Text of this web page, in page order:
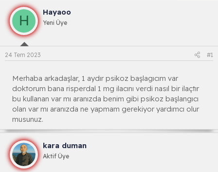
b
u
y
u
b
a
ş
a
t
a
n
a
n
ç
i
h
H
Hayaoo
Yeni Üye
24 Tem 2023 #1
Merhaba arkadaşlar, 1 aydır psikoz başlagıcım var
doktorum bana risperdal 1 mg ilacını verdi nasıl bir ilaçtır
bu kullanan var mı aranızda benim gibi psikoz başlangıcı
olan var mı aranızda ne yapmam gerekiyor yardımcı olur
musunuz.
kara duman
Aktif Üye